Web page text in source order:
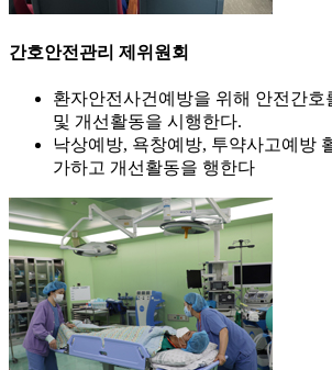
간호안전관리 제위원회
환자안전사건예방을 위해 안전간호
및 개선활동을 시행한다.
낙상예방, 욕창예방, 투약사고예방
가하고 개선활동을 행한다